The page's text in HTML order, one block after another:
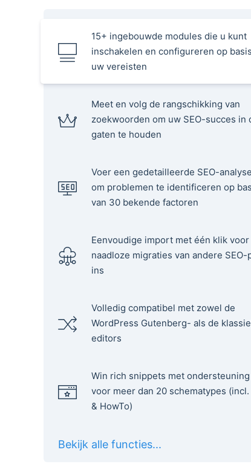
15+ ingebouwde modules die u kunt
inschakelen en configureren op
uw vereisten
Meet en volg de rangschikking van
zoekwoorden om uw SEO-succes in
gaten te houden
Voer een gedetailleerde SEO-
om problemen te identificeren op
van 30 bekende factoren
Eenvoudige import met één klik voor
naadloze migraties van andere SEO-
ins
Volledig compatibel met zowel de
WordPress Gutenberg- als de
editors
Win rich snippets met ondersteuning
voor meer dan 20 schematypes (incl.
& HowTo)
Bekijk alle functies...